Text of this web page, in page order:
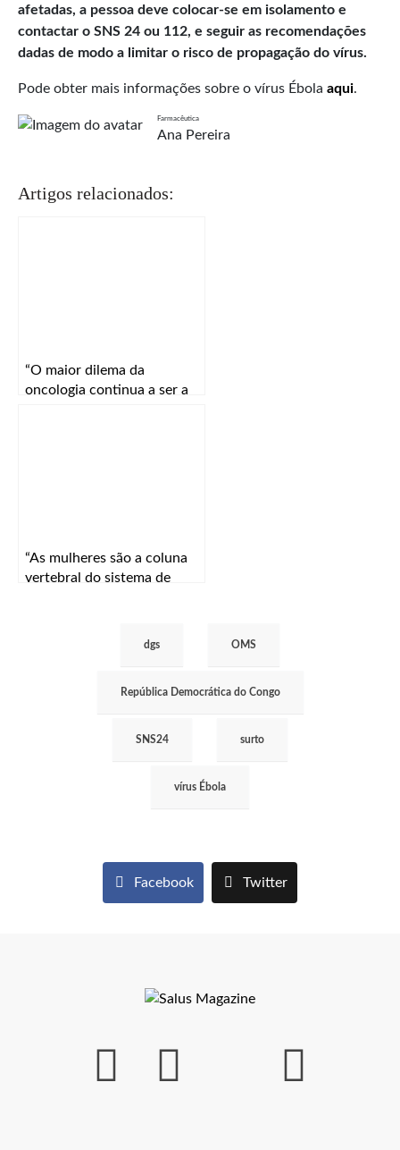
afetadas, a pessoa deve colocar-se em isolamento e
contactar o SNS 24 ou 112, e seguir as recomendações
dadas de modo a limitar o risco de propagação do vírus.
Pode obter mais informações sobre o vírus Ébola aqui.
Farmacêutica
Ana Pereira
Artigos relacionados:
“O maior dilema da
oncologia continua a ser a
“As mulheres são a coluna
vertebral do sistema de
dgs OMS
República Democrática do Congo
SNS24 surto
vírus Ébola
Facebook Twitter